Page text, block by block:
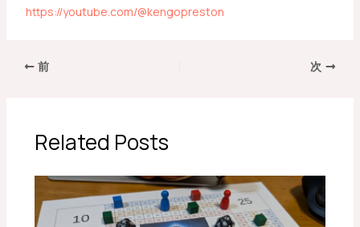
https://youtube.com/@kengopreston
前 次
Related Posts